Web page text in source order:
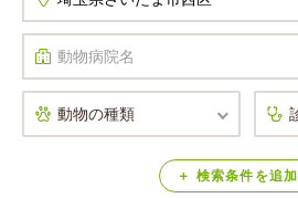
口コミ検索
Calooペットとは？ 検索条件 を追加